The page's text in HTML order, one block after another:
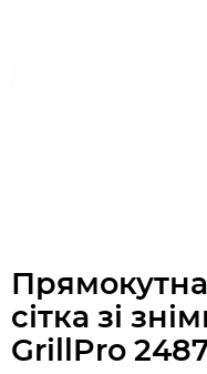
сітка зі
GrillPro